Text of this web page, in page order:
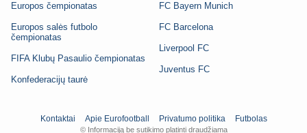
Europos čempionatas
Europos salės futbolo
čempionatas
FIFA Klubų Pasaulio čempionatas
Konfederacijų taurė
FC Bayern Munich
FC Barcelona
Liverpool FC
Juventus FC
Kontaktai Apie Eurofootball Privatumo politika Futbolas
© Informaciją be sutikimo platinti draudžiama